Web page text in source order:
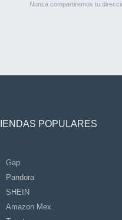
Nunca compartiremos tu
POPULARES
Gap
Pandora
SHEIN
Amazon Mex